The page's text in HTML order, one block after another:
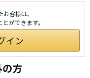
客様は、
ができます。
方